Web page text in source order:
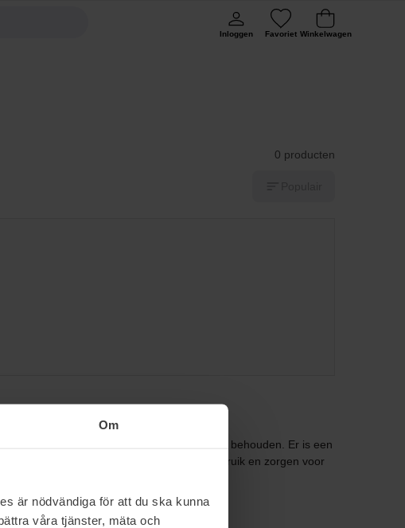
Om
är nödvändiga för att du ska kunna
våra tjänster, mäta och
Inloggen Favoriet Winkelwagen
0 producten
voorbereiden en die de zongebruinde kleur behouden. Er is een
producten zijn makkelijk in gebruik en zorgen voor
en geproduceerd in Zweden.